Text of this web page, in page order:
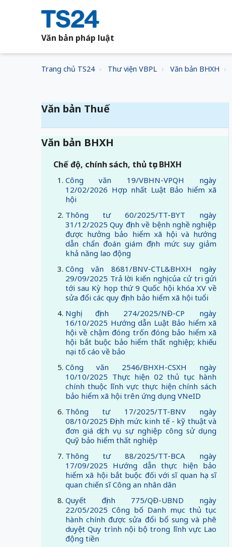
Văn bản pháp luật
Trang chủ TS24 Thư viện VBPL Văn bản BHXH
Văn bản Thuế
Văn bản BHXH
Chế độ, chính sách, thủ tục BHXH
Công văn 19/VBHN-VPQH ngày
12/02/2026 Hợp nhất Luật Bảo hiểm xã
hội
Thông tư 60/2025/TT-BYT ngày
31/12/2025 Quy định về bệnh nghề nghiệp
được hưởng bảo hiểm xã hội và hướng
dẫn chẩn đoán giám định mức suy giảm
khả năng lao động
Công văn 8681/BNV-CTL&BHXH ngày
29/09/2025 Trả lời kiến nghị của cử tri gửi
tới sau Kỳ họp thứ 9 Quốc hội khóa XV về
sửa đổi các quy định bảo hiểm xã hội tuổi
Nghị định 274/2025/NĐ-CP ngày
16/10/2025 Hướng dẫn Luật Bảo hiểm xã
hội về chậm đóng trốn đóng bảo hiểm xã
hội bắt buộc bảo hiểm thất nghiệp; khiếu
nại tố cáo về bảo
Công văn 2546/BHXH-CSXH ngày
10/10/2025 Thực hiện 02 thủ tục hành
chính thuộc lĩnh vực thực hiện chính sách
bảo hiểm xã hội trên ứng dụng VNeID
Thông tư 17/2025/TT-BNV ngày
08/10/2025 Định mức kinh tế - kỹ thuật và
đơn giá dịch vụ sự nghiệp công sử dụng
Quỹ bảo hiểm thất nghiệp
Thông tư 88/2025/TT-BCA ngày
17/09/2025 Hướng dẫn thực hiện bảo
hiểm xã hội bắt buộc đối với sĩ quan hạ sĩ
quan chiến sĩ Công an nhân dân
Quyết định 775/QĐ-UBND ngày
22/05/2025 Công bố Danh mục thủ tục
hành chính được sửa đổi bổ sung và phê
duyệt Quy trình nội bộ trong lĩnh vực Lao
động tiền